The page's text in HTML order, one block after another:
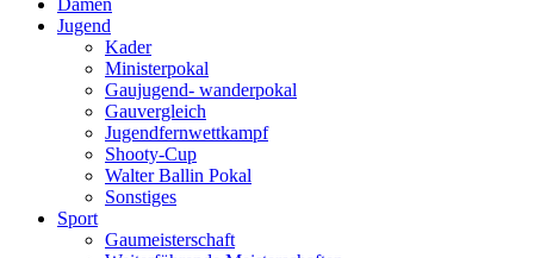
Damen
Jugend
Kader
Ministerpokal
Gaujugend- wanderpokal
Gauvergleich
Jugendfernwettkampf
Shooty-Cup
Walter Ballin Pokal
Sonstiges
Sport
Gaumeisterschaft